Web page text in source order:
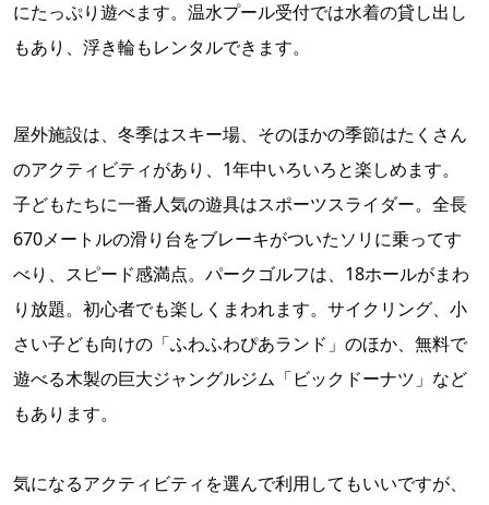
にたっぷり遊べます。温水プール受付では水着の貸し出し
もあり、浮き輪もレンタルできます。
屋外施設は、冬季はスキー場、そのほかの季節はたくさん
のアクティビティがあり、1年中いろいろと楽しめます。
子どもたちに一番人気の遊具はスポーツスライダー。全長
670メートルの滑り台をブレーキがついたソリに乗ってす
べり、スピード感満点。パークゴルフは、18ホールがまわ
り放題。初心者でも楽しくまわれます。サイクリング、小
さい子ども向けの「ふわふわぴあランド」のほか、無料で
遊べる木製の巨大ジャングルジム「ビックドーナツ」など
もあります。
気になるアクティビティを選んで利用してもいいですが、